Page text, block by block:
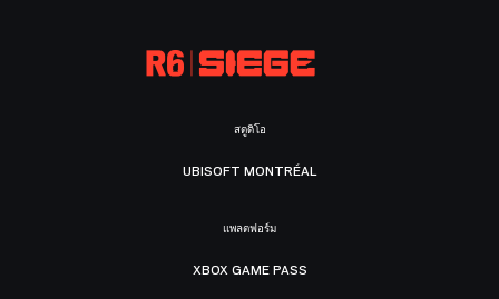
สตูดิโอ
UBISOFT MONTRÉAL
แพลตฟอร์ม
XBOX GAME PASS